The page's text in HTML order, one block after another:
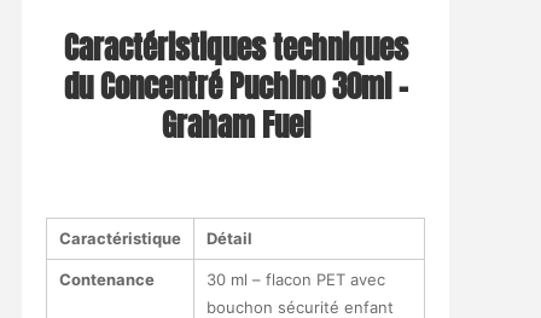
Caractéristiques techniques
du Concentré Puchino 30ml –
Graham Fuel
Caractéristique Détail
Contenance
30 ml – flacon PET avec
bouchon sécurité enfant